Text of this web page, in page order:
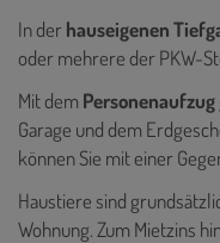
In derhauseigenen
oder mehrere der PKW-
Mit dem Personenaufzug
Garage und dem
können Sie mit einer
Haustiere sind
Wohnung. Zum Mietzins